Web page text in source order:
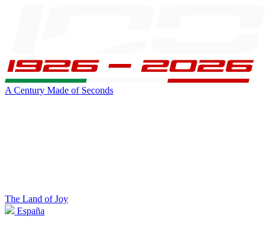
A Century Made of Seconds
The Land of Joy
España